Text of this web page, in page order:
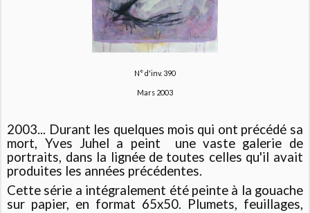
N° d'inv. 390
Mars 2003
2003... Durant les quelques mois qui ont précédé sa
mort, Yves Juhel a peint une vaste galerie de
portraits, dans la lignée de toutes celles qu'il avait
produites les années précédentes.
Cette série a intégralement été peinte à la gouache
sur papier, en format 65x50. Plumets, feuillages,